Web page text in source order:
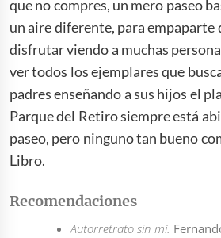
que no compres, un mero paseo
un aire diferente, para empaparte
disfrutar viendo a muchas
ver todos los ejemplares que
padres enseñando a sus hijos el
Parque del Retiro siempre está
paseo, pero ninguno tan bueno
Libro.
Recomendaciones
Autorretrato sin mí.